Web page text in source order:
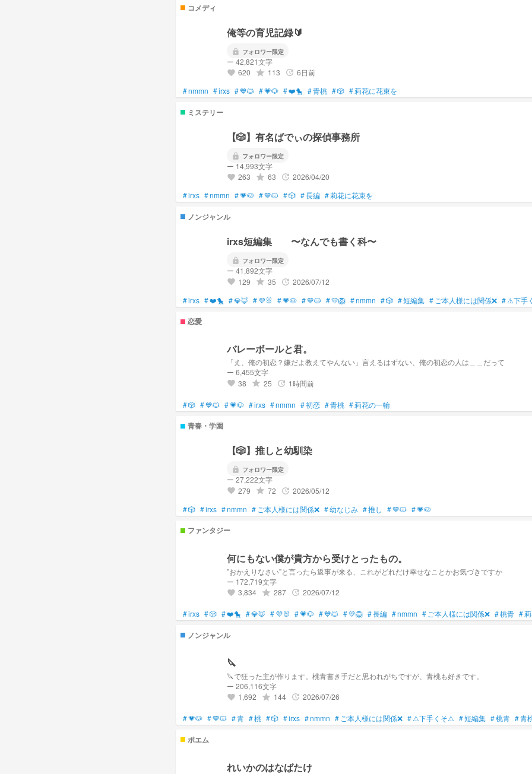
➳❥🔪ならどちらのCPも愛してます
桃くんと青くんはもう籍入れてるのかな？
➳❥バイクでﾌﾞﾝﾌﾞﾝﾌﾞﾝ ベイゴマﾋﾞｭﾝﾋﾞｭﾝﾋﾞｭﾝ
➳❥周年までもう一ヶ月無いって…ヤバいっすね
➳❥#黒髪すきすき同盟.会長（自称）
➳❥同担拒否ではない、が地雷が多い🥲
🍀:45そろそろ書いて…君を草むらに埋めちゃうよ？
コメディ
俺等の育児記録🔰
lock フォロワー限定
ー 42,821文字
favorite 620 grade 113 update 6日前
#nmmn #irxs #💙🐱 #💗🐶 #❤️🐤 #青桃 #🎲 #莉花に花束を
ミステリー
【🎲】有名ばでぃの探偵事務所
lock フォロワー限定
ー 14,993文字
favorite 263 grade 63 update 2026/04/20
#irxs #nmmn #💗🐶 #💙🐱 #🎲 #長編 #莉花に花束を
ノンジャンル
irxs短編集 〜なんでも書く科〜
lock フォロワー限定
ー 41,892文字
favorite 129 grade 35 update 2026/07/12
#irxs #❤️🐤 #💎🦊 #💜🐰 #💗🐶 #💙🐱 #💛🦁 #nmmn #🎲 #短編集 # ご本人様には関係❌ #⚠下手
恋愛
バレーボールと君。
「え、俺の初恋？嫌だよ教えてやんない」言えるはずない、俺の初恋の人は＿＿だって
ー 6,455文字
favorite 38 grade 25 update 1時間前
#🎲 #💙🐱 #💗🐶 #irxs #nmmn #初恋 #青桃 #莉花の一輪
青春・学園
【🎲】推しと幼馴染
lock フォロワー限定
ー 27,222文字
favorite 279 grade 72 update 2026/05/12
#🎲 #irxs #nmmn # ご本人様には関係❌ #幼なじみ #推し #💙🐱 #💗🐶
ファンタジー
何にもない僕が貴方から受けとったもの。
”おかえりなさい”と言ったら返事が来る、これがどれだけ幸せなことかお気づきですか
ー 172,719文字
favorite 3,834 grade 287 update 2026/07/12
#irxs #🎲 #❤️🐤 #💎🦊 #💜🐰 #💗🐶 #💙🐱 #💛🦁 #長編 #nmmn # ご本人様には関係❌ #桃青 #
ノンジャンル
🔪
🔪で狂った主が作ります。桃青書き手だと思われがちですが、青桃も好きです。
ー 206,116文字
favorite 1,692 grade 144 update 2026/07/26
#💗🐶 #💙🐱 #青 #桃 #🎲 #irxs #nmmn # ご本人様には関係❌ #⚠下手くそ⚠ #短編集 #桃青 #青
ポエム
れいかのはなばたけ